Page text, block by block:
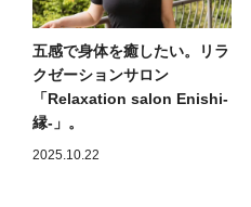
五感で身体を癒したい。リラ
クゼーションサロン
「Relaxation salon Enishi-
縁-」。
2025.10.22